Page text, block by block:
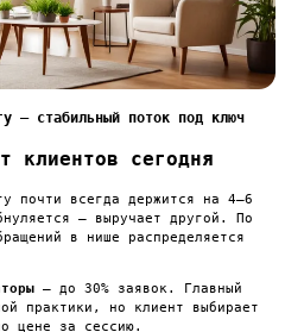
— стабильный поток под ключ
клиентов сегодня
почти всегда держится на 4–6
— выручает другой. По
в нише распределяется
— до 30% заявок. Главный
практики, но клиент выбирает
цене за сессию.